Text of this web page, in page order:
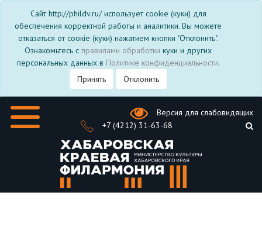
Сайт http://phildv.ru/ использует cookie (куки) для
обеспечения корректной работы и аналитики. Вы можете
отказаться от соокіе (куки) нажатием кнопки "Отклонить".
Ознакомьтесь с правилами обработки куки и других
персональных данных в Политике конфиденциальности.
Принять
Отклонить
Версия для слабовидящих
+7 (4212) 31-63-68